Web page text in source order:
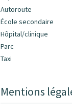
Autoroute
École secondaire
Hôpital/clinique
Parc
Taxi
Mentions